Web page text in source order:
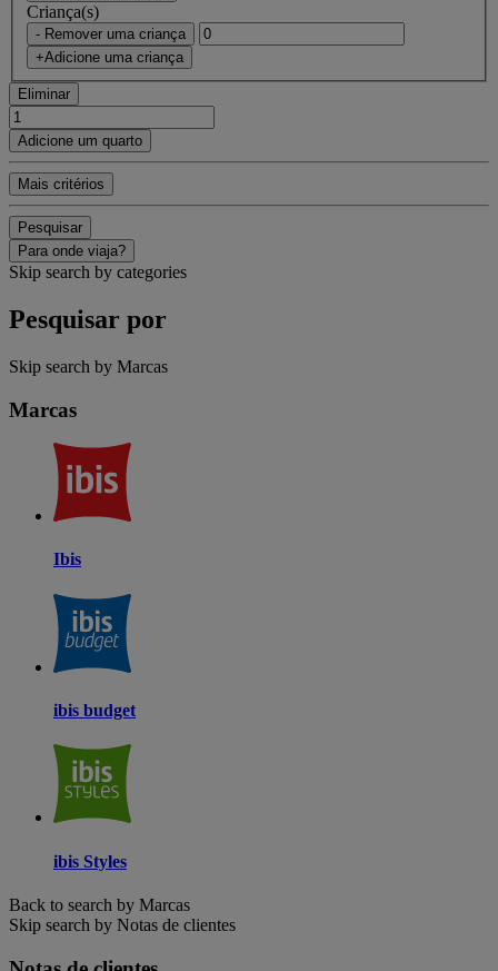
Criança(s)
- Remover uma criança
+Adicione uma criança
Eliminar
Adicione um quarto
Mais critérios
Pesquisar
Para onde viaja?
Skip search by categories
Pesquisar por
Skip search by Marcas
Marcas
Ibis
ibis budget
ibis Styles
Back to search by Marcas
Skip search by Notas de clientes